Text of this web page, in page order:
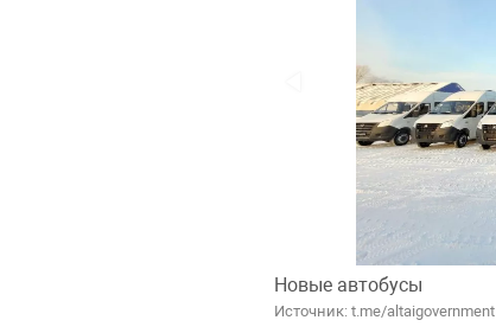
Новые автобусы
Источник: t.me/altaigovernment